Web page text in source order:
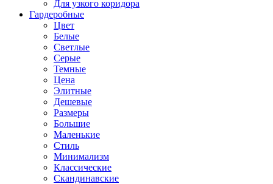
Для узкого коридора
Гардеробные
Цвет
Белые
Светлые
Серые
Темные
Цена
Элитные
Дешевые
Размеры
Большие
Маленькие
Стиль
Минимализм
Классические
Скандинавские